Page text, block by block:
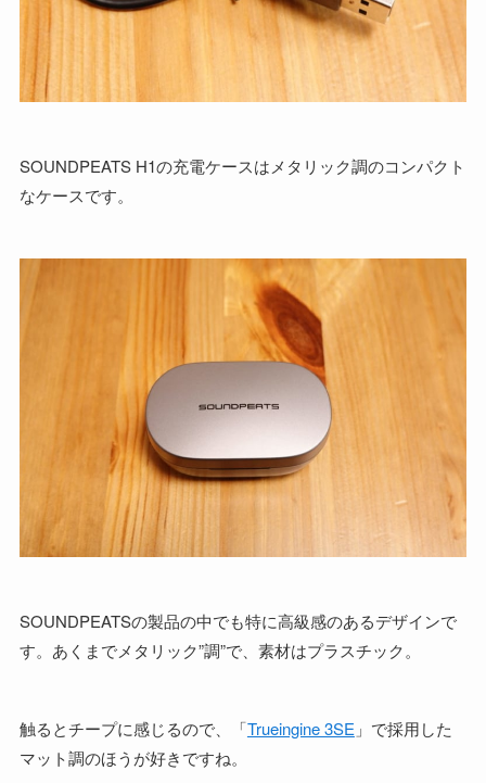
SOUNDPEATS H1の充電ケースはメタリック調のコンパクト
なケースです。
SOUNDPEATSの製品の中でも特に高級感のあるデザインで
す。あくまでメタリック”調”で、素材はプラスチック。
触るとチープに感じるので、「Trueingine 3SE 」で採用した
マット調のほうが好きですね。